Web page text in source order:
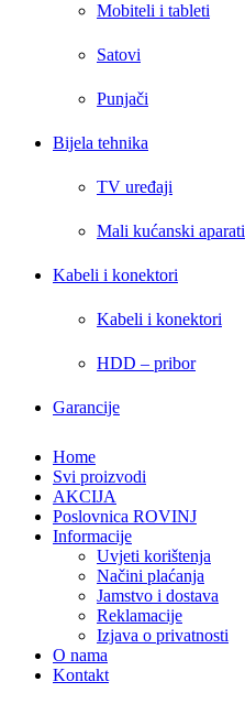
Mobiteli i tableti
Satovi
Punjači
Bijela tehnika
TV uređaji
Mali kućanski aparati
Kabeli i konektori
Kabeli i konektori
HDD – pribor
Garancije
Home
Svi proizvodi
AKCIJA
Poslovnica ROVINJ
Informacije
Uvjeti korištenja
Načini plaćanja
Jamstvo i dostava
Reklamacije
Izjava o privatnosti
O nama
Kontakt